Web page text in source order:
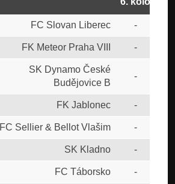
FC Slovan Liberec -
FK Meteor Praha VIII -
SK Dynamo České
Budějovice B
-
FK Jablonec -
FC Sellier & Bellot Vlašim -
SK Kladno -
FC Táborsko -